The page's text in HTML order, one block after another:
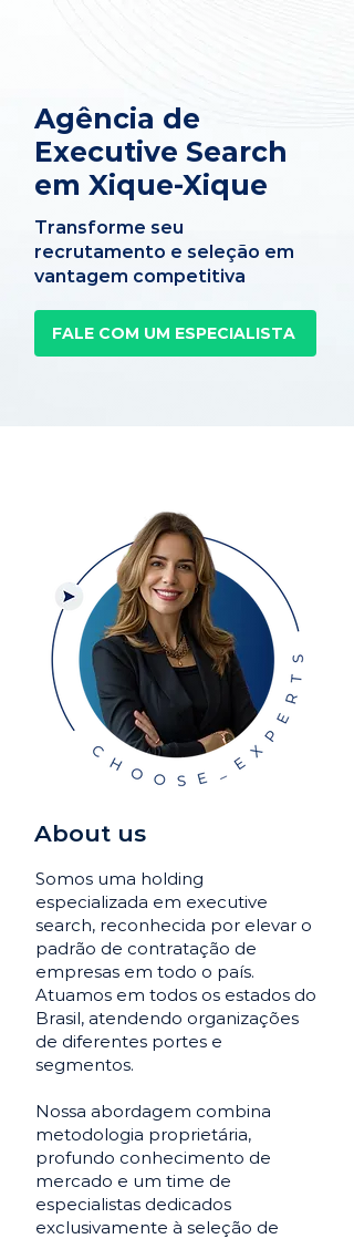
Agência de
Executive Search
em Xique-Xique
Transforme seu
recrutamento e seleção em
vantagem competitiva
FALE COM UM ESPECIALISTA
About us
Somos uma holding
especializada em executive
search, reconhecida por elevar o
padrão de contratação de
empresas em todo o país.
Atuamos em todos os estados do
Brasil, atendendo organizações
de diferentes portes e
segmentos.
Nossa abordagem combina
metodologia proprietária,
profundo conhecimento de
mercado e um time de
especialistas dedicados
exclusivamente à seleção de